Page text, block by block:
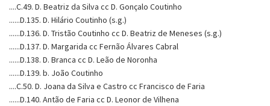
....C.49. D. Beatriz da Silva cc D. Gonçalo Coutinho
......D.135. D. Hilário Coutinho (s.g.)
......D.136. D. Tristão Coutinho cc D. Beatriz de Meneses (s.g.)
......D.137. D. Margarida cc Fernão Álvares Cabral
......D.138. D. Branca cc D. Leão de Noronha
......D.139. b. João Coutinho
....C.50. D. Joana da Silva e Castro cc Francisco de Faria
......D.140. Antão de Faria cc D. Leonor de Vilhena